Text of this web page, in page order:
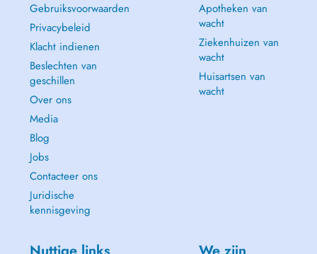
Gebruiksvoorwaarden
Privacybeleid
Klacht indienen
Beslechten van
geschillen
Over ons
Media
Blog
Jobs
Contacteer ons
Juridische
kennisgeving
Apotheken van
wacht
Ziekenhuizen van
wacht
Huisartsen van
wacht